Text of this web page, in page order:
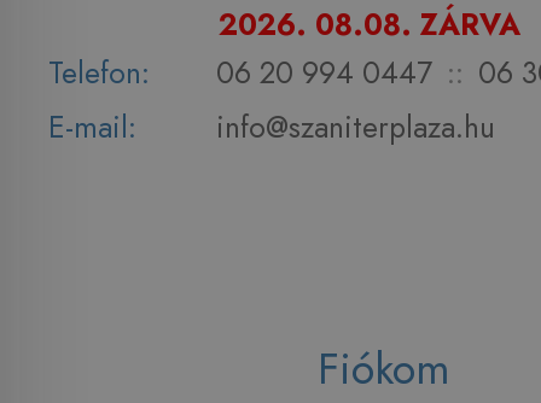
2026. 08.08. ZÁRVA
Telefon:
06 20 994 0447 :: 06
E-mail:
info@szaniterplaza.hu
Fiókom